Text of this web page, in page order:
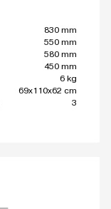
830 mm
550 mm
580 mm
450 mm
6 kg
69x110x62 cm
3